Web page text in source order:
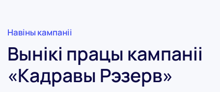
Навіны кампаніі
Вынікі працы кампаніі
«Кадравы Рэзерв»